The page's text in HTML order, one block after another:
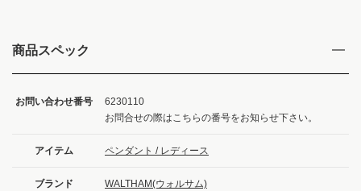
商品スペック
お問い合わせ番号
6230110
お問合せの際はこちらの番号をお知らせ下さい。
アイテム ペンダント / レディース
ブランド WALTHAM(ウォルサム)